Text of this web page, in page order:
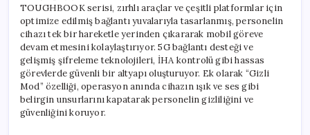
TOUGHBOOK serisi, zırhlı araçlar ve çeşitli platformlar için
optimize edilmiş bağlantı yuvalarıyla tasarlanmış, personelin
cihazı tek bir hareketle yerinden çıkararak mobil göreve
devam etmesini kolaylaştırıyor. 5G bağlantı desteği ve
gelişmiş şifreleme teknolojileri, İHA kontrolü gibi hassas
görevlerde güvenli bir altyapı oluşturuyor. Ek olarak “Gizli
Mod” özelliği, operasyon anında cihazın ışık ve ses gibi
belirgin unsurlarını kapatarak personelin gizliliğini ve
güvenliğini koruyor.